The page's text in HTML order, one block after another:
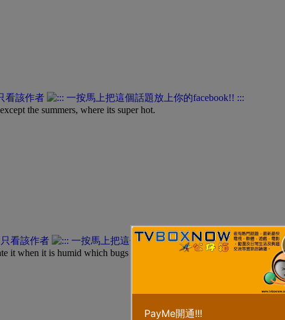
看該作者
the summers, where its super hot.
只看該作者
it when it is humid which bugs me.